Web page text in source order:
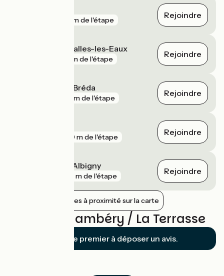
20 m de l'étape Rejoindre
Chambéry - Challes-les-Eaux
45 m de l'étape Rejoindre
Pontcharra sur Bréda
315 m de l'étape Rejoindre
320 m de l'étape Rejoindre
Saint-Pierre-d'Albigny
336 m de l'étape Rejoindre
Afficher les gares à proximité sur la carte
Avis sur Chambéry / La Terrasse
Soyez le premier à déposer un avis.